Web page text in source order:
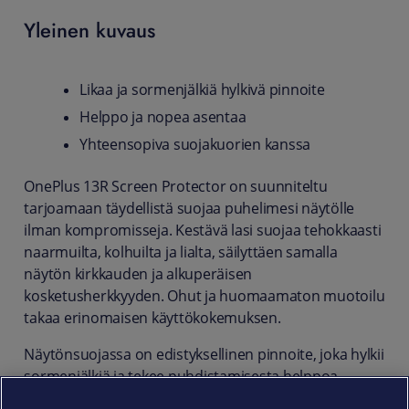
Yleinen kuvaus
Likaa ja sormenjälkiä hylkivä pinnoite
Helppo ja nopea asentaa
Yhteensopiva suojakuorien kanssa
OnePlus 13R Screen Protector on suunniteltu
tarjoamaan täydellistä suojaa puhelimesi näytölle
ilman kompromisseja. Kestävä lasi suojaa tehokkaasti
naarmuilta, kolhuilta ja lialta, säilyttäen samalla
näytön kirkkauden ja alkuperäisen
kosketusherkkyyden. Ohut ja huomaamaton muotoilu
takaa erinomaisen käyttökokemuksen.
Näytönsuojassa on edistyksellinen pinnoite, joka hylkii
sormenjälkiä ja tekee puhdistamisesta helppoa.